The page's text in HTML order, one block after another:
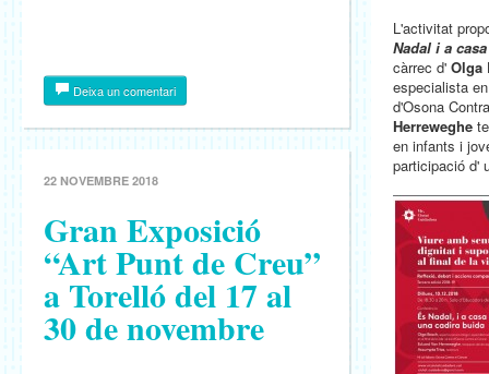
Deixa un comentari
22 NOVEMBRE 2018
Gran Exposició
“Art Punt de Creu”
a Torelló del 17 al
30 de novembre
L'activitat
Nadal i a
càrrec d' Olga
especialista
d'Osona
Herreweghe
en infants i
participació d'